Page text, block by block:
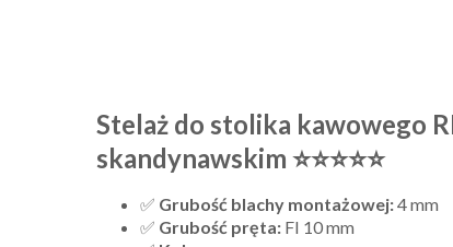
Stelaż do stolika kawowego
skandynawskim ⭐⭐⭐⭐⭐
✅ Grubość blachy montażowej:4 mm
✅ Grubość pręta: FI 10 mm